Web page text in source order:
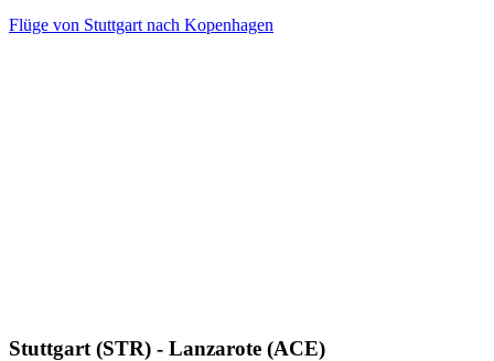
Flüge von Stuttgart nach Kopenhagen
Stuttgart (STR) - Lanzarote (ACE)